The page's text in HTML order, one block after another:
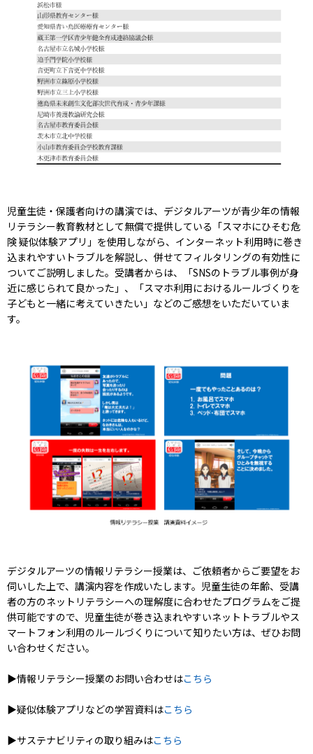
児童生徒・保護者向けの講演では、デジタルアーツが青少年の情報
リテラシー教育教材として無償で提供している「スマホにひそむ危
険 疑似体験アプリ」を使用しながら、インターネット利用時に巻き
込まれやすいトラブルを解説し、併せてフィルタリングの有効性に
ついてご説明しました。受講者からは、「SNSのトラブル事例が身
近に感じられて良かった」、「スマホ利用におけるルールづくりを
子どもと一緒に考えていきたい」などのご感想をいただいていま
す。
デジタルアーツの情報リテラシー授業は、ご依頼者からご要望をお
伺いした上で、講演内容を作成いたします。児童生徒の年齢、受講
者の方のネットリテラシーへの理解度に合わせたプログラムをご提
供可能ですので、児童生徒が巻き込まれやすいネットトラブルやス
マートフォン利用のルールづくりについて知りたい方は、ぜひお問
い合わせください。
▶情報リテラシー授業のお問い合わせはこちら
▶疑似体験アプリなどの学習資料はこちら
▶サステナビリティの取り組みはこちら